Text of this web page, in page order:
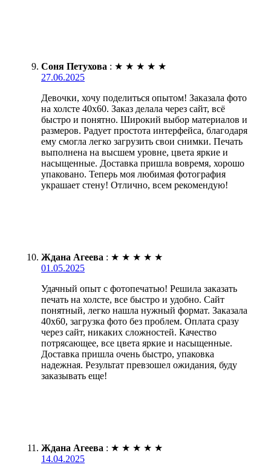
Соня Петухова : ★ ★ ★ ★ ★
27.06.2025
Девочки, хочу поделиться опытом! Заказала фото
на холсте 40х60. Заказ делала через сайт, всё
быстро и понятно. Широкий выбор материалов и
размеров. Радует простота интерфейса, благодаря
ему смогла легко загрузить свои снимки. Печать
выполнена на высшем уровне, цвета яркие и
насыщенные. Доставка пришла вовремя, хорошо
упаковано. Теперь моя любимая фотография
украшает стену! Отлично, всем рекомендую!
Ждана Агеева : ★ ★ ★ ★ ★
01.05.2025
Удачный опыт с фотопечатью! Решила заказать
печать на холсте, все быстро и удобно. Сайт
понятный, легко нашла нужный формат. Заказала
40х60, загрузка фото без проблем. Оплата сразу
через сайт, никаких сложностей. Качество
потрясающее, все цвета яркие и насыщенные.
Доставка пришла очень быстро, упаковка
надежная. Результат превзошел ожидания, буду
заказывать еще!
Ждана Агеева : ★ ★ ★ ★ ★
14.04.2025